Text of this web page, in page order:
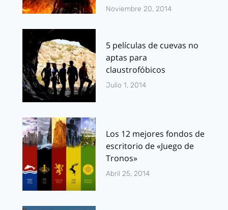
Noviembre 20, 2014
5 películas de cuevas no
aptas para
claustrofóbicos
Julio 1, 2014
Los 12 mejores fondos de
escritorio de «Juego de
Tronos»
Abril 25, 2014